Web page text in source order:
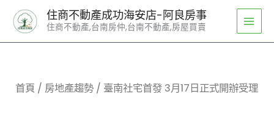
住商不動產成功海安店-阿良房事
住商不動產,台南房仲,台南不動產,房屋買賣
首頁 / 房地產趨勢 / 臺南社宅首發 3月17日正式開辦受理